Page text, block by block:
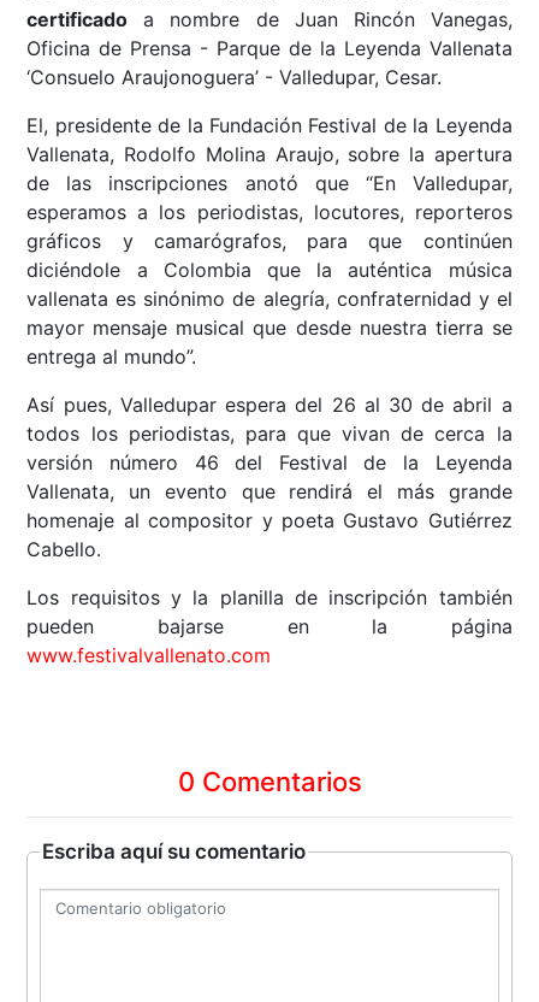
certificado a nombre de Juan Rincón Vanegas,
Oficina de Prensa - Parque de la Leyenda Vallenata
‘Consuelo Araujonoguera’ - Valledupar, Cesar.
El, presidente de la Fundación Festival de la Leyenda
Vallenata, Rodolfo Molina Araujo, sobre la apertura
de las inscripciones anotó que “En Valledupar,
esperamos a los periodistas, locutores, reporteros
gráficos y camarógrafos, para que continúen
diciéndole a Colombia que la auténtica música
vallenata es sinónimo de alegría, confraternidad y el
mayor mensaje musical que desde nuestra tierra se
entrega al mundo”.
Así pues, Valledupar espera del 26 al 30 de abril a
todos los periodistas, para que vivan de cerca la
versión número 46 del Festival de la Leyenda
Vallenata, un evento que rendirá el más grande
homenaje al compositor y poeta Gustavo Gutiérrez
Cabello.
Los requisitos y la planilla de inscripción también
pueden bajarse en la página
www.festivalvallenato.com
0 Comentarios
Escriba aquí su comentario